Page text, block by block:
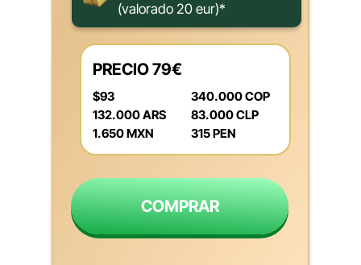
340.000 COP
83.000 CLP
315 PEN
$93
132.000 ARS
1.650 MXN
PRECIO 79€
COMPRAR
(valorado 20 eur)*